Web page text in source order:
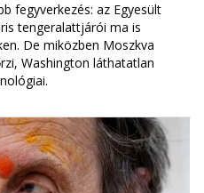
fegyverkezés: az Egyesült
tengeralattjárói ma is
De miközben Moszkva
Washington láthatatlan